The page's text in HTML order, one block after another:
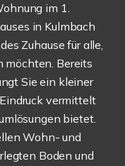
im 1.
in Kulmbach
Zuhause für alle,
möchten. Bereits
Sie ein kleiner
vermittelt
bietet.
Wohn- und
Boden und